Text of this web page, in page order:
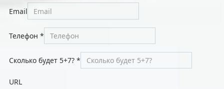
Email
Телефон *
Сколько будет 5+7? *
URL